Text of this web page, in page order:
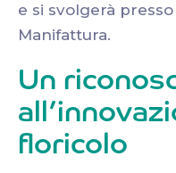
e si svolgerà
Manifattura.
Un
floricolo